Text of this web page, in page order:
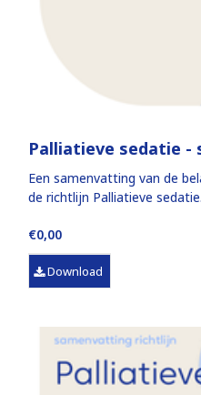
Palliatieve sedatie
Een samenvatting van de
de richtlijn Palliatieve sedatie.
€0,00
Download